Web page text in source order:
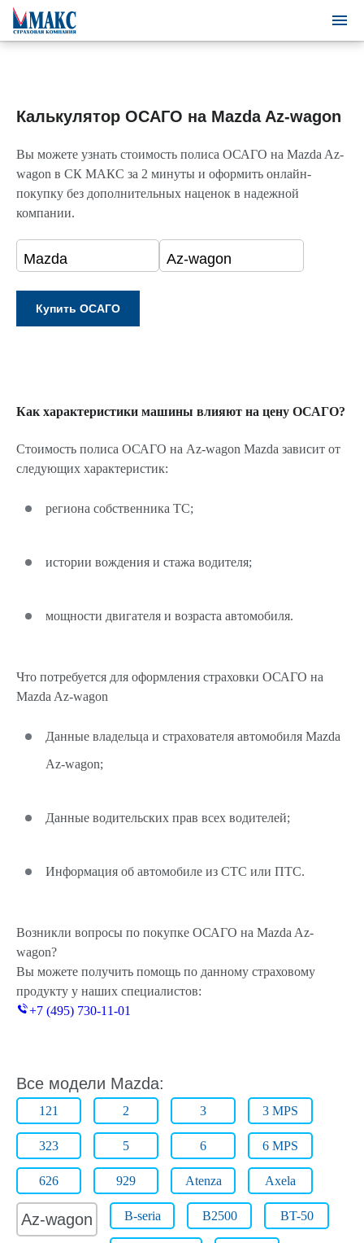
Калькулятор ОСАГО на Mazda Az-wagon
Вы можете узнать стоимость полиса ОСАГО на Mazda Az-
wagon в СК МАКС за 2 минуты и оформить онлайн-
покупку без дополнительных наценок в надежной
компании.
Как характеристики машины влияют на цену ОСАГО?
Стоимость полиса ОСАГО на Az-wagon Mazda зависит от
следующих характеристик:
региона собственника ТС;
истории вождения и стажа водителя;
мощности двигателя и возраста автомобиля.
Что потребуется для оформления страховки ОСАГО на
Mazda Az-wagon
Данные владельца и страхователя автомобиля Mazda
Az-wagon;
Данные водительских прав всех водителей;
Информация об автомобиле из СТС или ПТС.
Возникли вопросы по покупке ОСАГО на Mazda Az-
wagon?
Вы можете получить помощь по данному страховому
продукту у наших специалистов:
+7 (495) 730-11-01
Все модели Mazda:
121 2 3 3 MPS
323 5 6 6 MPS
626 929 Atenza Axela
Az-wagon B-seria B2500 BT-50